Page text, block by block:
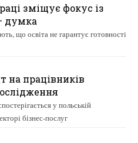
зміщує фокус із
думка
що освіта не гарантує готовності
на працівників
у польській
бізнес-послуг